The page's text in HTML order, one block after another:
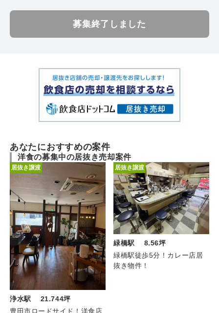
募集終了しました
あなたにおすすめの案件
洋食の募集中の居抜き売却案件
居抜き譲渡
浄水駅 21.744坪
豊田市ロードサイド！洋食店
居抜き譲渡
緑橋駅 8.56坪
緑橋駅徒歩5分！カレー店居
抜き物件！